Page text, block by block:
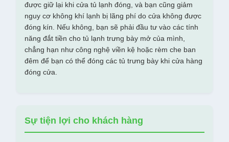
được giữ lại khi cửa tủ lạnh đóng, và bạn cũng giảm
nguy cơ không khí lạnh bị lãng phí do cửa không được
đóng kín. Nếu không, bạn sẽ phải đầu tư vào các tính
năng đắt tiền cho tủ lạnh trưng bày mở của mình,
chẳng hạn như công nghệ viền kệ hoặc rèm che ban
đêm để bạn có thể đóng các tủ trưng bày khi cửa hàng
đóng cửa.
Sự tiện lợi cho khách hàng